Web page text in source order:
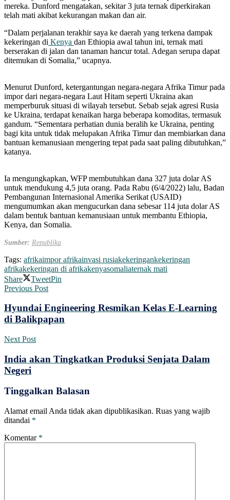
mereka. Dunford mengatakan, sekitar 3 juta ternak diperkirakan
telah mati akibat kekurangan makan dan air.
“Dalam perjalanan terakhir saya ke daerah yang terkena dampak
kekeringan di Kenya dan Ethiopia awal tahun ini, ternak mati
berserakan di jalan dan tanaman hancur total. Adegan serupa dapat
ditemukan di Somalia,” ucapnya.
Menurut Dunford, ketergantungan negara-negara Afrika Timur pada
impor dari negara-negara Laut Hitam seperti Ukraina akan
memperburuk situasi di wilayah tersebut. Sebab sejak agresi Rusia
ke Ukraina, terdapat kenaikan harga beberapa komoditas, termasuk
gandum. “Sementara perhatian dunia beralih ke Ukraina, penting
bagi kita untuk tidak melupakan Afrika Timur dan membiarkan dana
bantuan kemanusiaan mengering tepat pada saat paling dibutuhkan,”
katanya.
Ia mengungkapkan, WFP membutuhkan dana 327 juta dolar AS
untuk mendukung 4,5 juta orang. Pada Rabu (6/4/2022) lalu, Badan
Pembangunan Internasional Amerika Serikat (USAID)
mengumumkan akan mengucurkan dana sebesar 114 juta dolar AS
dalam bentuk bantuan kemanusiaan untuk membantu Ethiopia,
Kenya, dan Somalia.
Sumber: Republika
Tags: afrikaimpor afrikainvasi rusiakekeringankekeringan
afrikakekeringan di afrikakenyasomaliaternak mati
Share
TweetPin
Previous Post
Hyundai Engineering Resmikan Kelas E-Learning
di Balikpapan
Next Post
India akan Tingkatkan Produksi Senjata Dalam
Negeri
Tinggalkan Balasan
Alamat email Anda tidak akan dipublikasikan. Ruas yang wajib
ditandai *
Komentar *